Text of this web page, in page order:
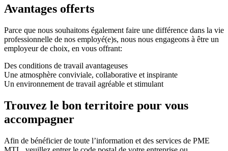
Avantages offerts
Parce que nous souhaitons également faire une différence dans la vie
professionnelle de nos employé(e)s, nous nous engageons à être un
employeur de choix, en vous offrant:
Des conditions de travail avantageuses
Une atmosphère conviviale, collaborative et inspirante
Un environnement de travail agréable et stimulant
Trouvez le bon territoire pour vous
accompagner
Afin de bénéficier de toute l’information et des services de PME